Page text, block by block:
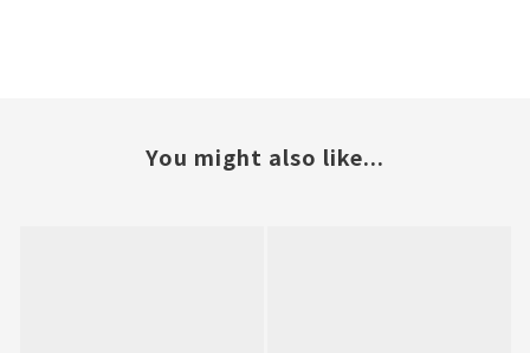
You might also like...